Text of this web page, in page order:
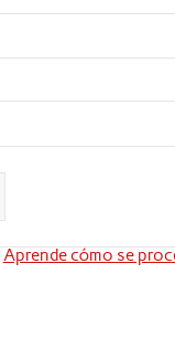
Aprende cómo se